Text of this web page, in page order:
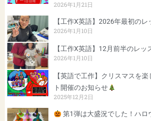
2026年1月21日
【工作X英語】2026年最初のレ
2026年1月10日
【工作X英語】12月前半のレッ
2026年1月10日
【英語で工作】クリスマスを
ト開催のお知らせ
2025年12月2日
第1弾は大盛況でした！ハロ